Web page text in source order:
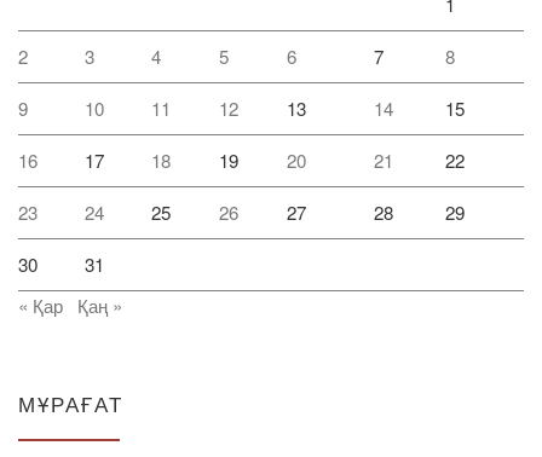
2 3 4 5 6 7 8
9 10 11 12 13 14 15
16 17 18 19 20 21 22
23 24 25 26 27 28 29
30
31
« Қар
Қаң »
МҰРАҒАТ